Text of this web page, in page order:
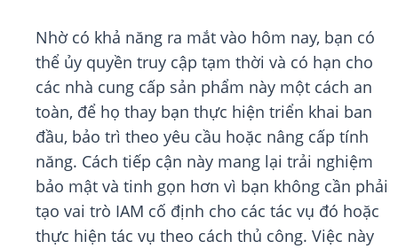
Nhờ có khả năng ra mắt vào hôm nay, bạn có
thể ủy quyền truy cập tạm thời và có hạn cho
các nhà cung cấp sản phẩm này một cách an
toàn, để họ thay bạn thực hiện triển khai ban
đầu, bảo trì theo yêu cầu hoặc nâng cấp tính
năng. Cách tiếp cận này mang lại trải nghiệm
bảo mật và tinh gọn hơn vì bạn không cần phải
tạo vai trò IAM cố định cho các tác vụ đó hoặc
thực hiện tác vụ theo cách thủ công. Việc này